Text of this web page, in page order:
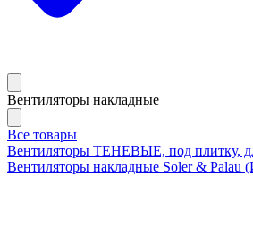
Вентиляторы накладные
Все товары
Вентиляторы ТЕНЕВЫЕ, под плитку,
Вентиляторы накладные Soler & Palau